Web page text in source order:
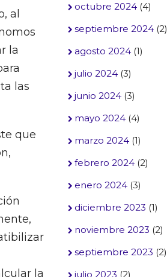
al
la
las
que
la
octubre 2024 (4)
septiembre 2024 (2)
agosto 2024 (1)
julio 2024 (3)
junio 2024 (3)
mayo 2024 (4)
marzo 2024 (1)
febrero 2024 (2)
enero 2024 (3)
diciembre 2023 (1)
noviembre 2023 (2)
septiembre 2023 (2)
julio 2023 (2)